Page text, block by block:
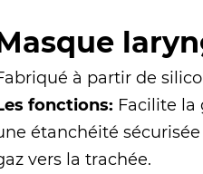
à partir de
fonctions: Facilite la
étanchéité
vers la trachée.